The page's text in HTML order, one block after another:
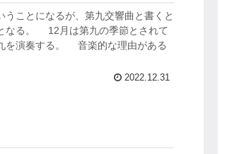
ことになるが、第九交響曲と書くと
なる。 12月は第九の季節とされて
を演奏する。 音楽的な理由がある
2022.12.31